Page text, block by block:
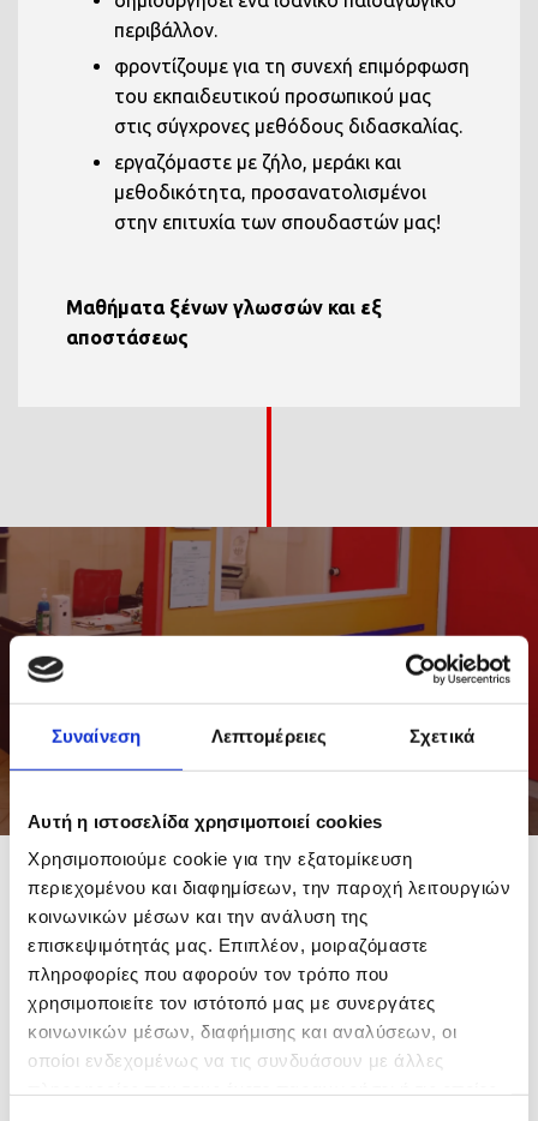
Συναίνεση Λεπτομέρειες Σχετικά
Αυτή η ιστοσελίδα χρησιμοποιεί cookies
Χρησιμοποιούμε cookie για την εξατομίκευση
περιεχομένου και διαφημίσεων, την παροχή λειτουργιών
κοινωνικών μέσων και την ανάλυση της
επισκεψιμότητάς μας. Επιπλέον, μοιραζόμαστε
πληροφορίες που αφορούν τον τρόπο που
χρησιμοποιείτε τον ιστότοπό μας με συνεργάτες
κοινωνικών μέσων, διαφήμισης και αναλύσεων, οι
οποίοι ενδεχομένως να τις συνδυάσουν με άλλες
περιβάλλον.
φροντίζουμε για τη συνεχή επιμόρφωση
του εκπαιδευτικού προσωπικού μας
στις σύγχρονες μεθόδους διδασκαλίας.
εργαζόμαστε με ζήλο, μεράκι και
μεθοδικότητα, προσανατολισμένοι
στην επιτυχία των σπουδαστών μας!
Μαθήματα ξένων γλωσσών και εξ
αποστάσεως
ΥΠΗΡΕΣΙΕΣ
Διδασκαλία ξένων γλωσσών:
✓ Αγγλικά
✓ Γερμανικά